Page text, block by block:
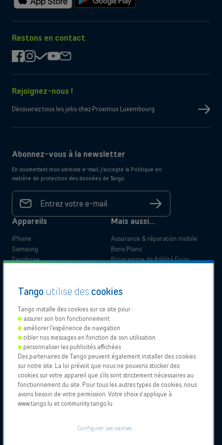
Particulier Business
Contactez le support
Points de vente
sur
Store
sur
Play
Restons en contact
facebook
instagram
checkyoutube
mail
Rejoignez-nous !
Découvrez tous les jobs chez Proximus Luxembourg
Abonnez-vous à la newsletter
En soumettant mon adresse e-mail, j'accepte la Politique en
matière de protection des données de Tango.
Votre
adresse
e-mail* S'inscrire
Appareils
iPhone
Samsung
Fairphone
Mais aussi...
Assurance & réparation mobile
Bons Plans
Programme de fidélité Enjoy
Documentation légale
Information produit
Documents administratifs
Documents de support
Déclarations d'accessibilité
Pourquoi Tango
Qualité de l'expérience client
Passer chez Tango
Déménagement
Our
Partners
Proximus
Proximus
NXT
Vodafone
Tango 2026, Tous droits reservés.
Conditions générales et particulières
Mentions légales et Politique de cookies
Tango utilise des cookies
Tango installe des cookies sur ce site pour :
assurer son bon fonctionnement
améliorer l’expérience de navigation
cibler nos messages en fonction de son utilisation
personnaliser les publicités affichées
Des partenaires de Tango peuvent également installer des cookies
sur notre site. La loi prévoit que nous ne pouvons stocker des
cookies sur votre appareil que s’ils sont strictement nécessaires au
fonctionnement du site. Pour tous les autres types de cookies, nous
avons besoin de votre permission. Votre choix s'applique à
www.tango.lu et community.tango.lu.
Configurer vos cookies